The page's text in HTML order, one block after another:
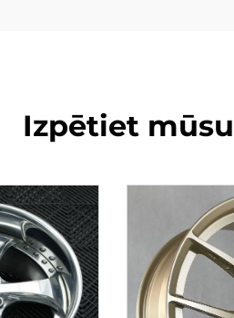
Izpētiet